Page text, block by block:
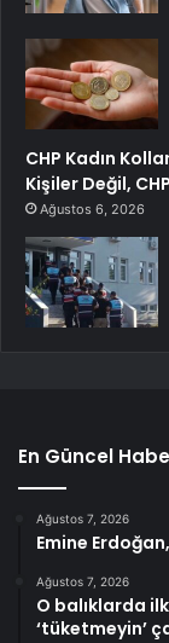
CHP Kadın
Kişiler Değil,
Ağustos 6, 2026
En Güncel
Ağustos 7, 2026
Emine
Ağustos 7, 2026
O balıklarda
‘tüketmeyin’